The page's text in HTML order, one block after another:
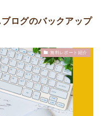
ログのバックアップ
無料レポート紹介